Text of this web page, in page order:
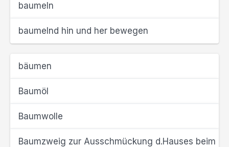
baumeln
baumelnd hin und her bewegen
bäumen
Baumöl
Baumwolle
Baumzweig zur Ausschmückung d.Hauses beim